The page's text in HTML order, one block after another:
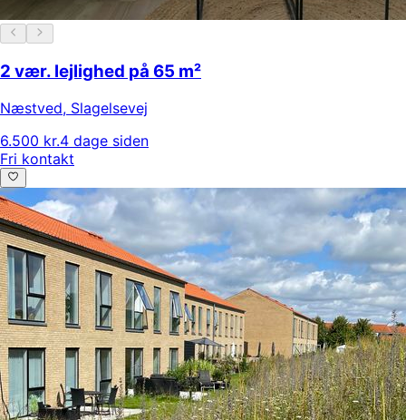
2 vær. lejlighed på 65 m²
Næstved, Slagelsevej
6.500 kr.4 dage siden
Fri kontakt